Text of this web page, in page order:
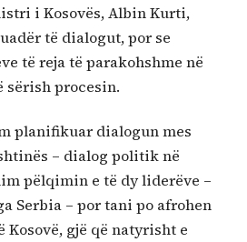
i Kosovës, Albin Kurti,
të dialogut, por se
të reja të parakohshme në
sërish procesin.
planifikuar dialogun mes
– dialog politik në
pëlqimin e të dy liderëve –
Serbia – por tani po afrohen
Kosovë, gjë që natyrisht e